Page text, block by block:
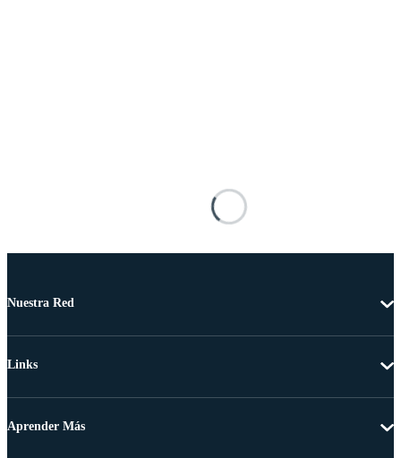
Nuestra Red
Links
Aprender Más